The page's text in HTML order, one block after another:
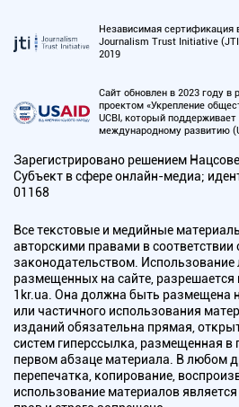
Независимая сертификация
Journalism Trust Initiative
2019
Сайт обновлен в 2023 году в
проектом «Укрепление
UCBI, который
международному развитию
Зарегистрировано решением
Субъект в сфере онлайн-медиа;
01168
Все текстовые и медийные
авторскими правами в
законодательством.
размещенных на сайте, разрешается
1kr.ua. Она должна быть размещена
или частичного использования
изданий обязательна прямая,
систем гиперссылка, размещенная в
первом абзаце материала. В любом
перепечатка, копирование,
использование материалов